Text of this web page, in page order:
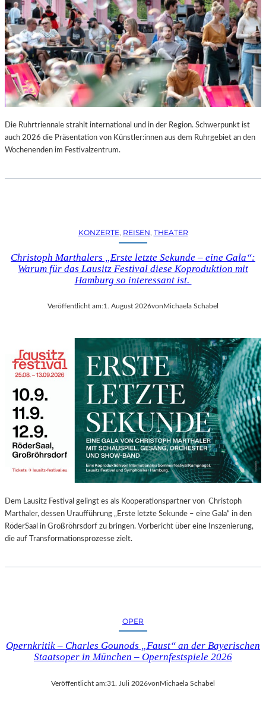
Die Ruhrtriennale strahlt international und in der Region. Schwerpunkt ist
auch 2026 die Präsentation von Künstler:innen aus dem Ruhrgebiet an den
Wochenenden im Festivalzentrum.
KONZERTE, REISEN, THEATER
Christoph Marthalers „Erste letzte Sekunde – eine Gala“:
Warum für das Lausitz Festival diese Koproduktion mit
Hamburg so interessant ist.
Veröffentlicht am:1. August 2026von Michaela Schabel
Dem Lausitz Festival gelingt es als Kooperationspartner von Christoph
Marthaler, dessen Uraufführung „Erste letzte Sekunde – eine Gala“ in den
RöderSaal in Großröhrsdorf zu bringen. Vorbericht über eine Inszenierung,
die auf Transformationsprozesse zielt.
OPER
Opernkritik – Charles Gounods „Faust“ an der Bayerischen
Staatsoper in München – Opernfestspiele 2026
Veröffentlicht am:31. Juli 2026vonMichaela Schabel